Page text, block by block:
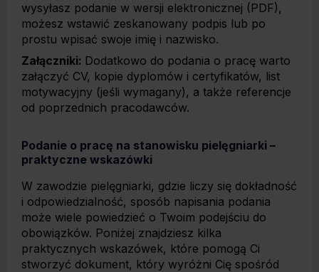
wysyłasz podanie w wersji elektronicznej (PDF),
możesz wstawić zeskanowany podpis lub po
prostu wpisać swoje imię i nazwisko.
Załączniki: Dodatkowo do podania o pracę warto
załączyć CV, kopie dyplomów i certyfikatów, list
motywacyjny (jeśli wymagany), a także referencje
od poprzednich pracodawców.
Podanie o pracę na stanowisku pielęgniarki –
praktyczne wskazówki
W zawodzie pielęgniarki, gdzie liczy się dokładność
i odpowiedzialność, sposób napisania podania
może wiele powiedzieć o Twoim podejściu do
obowiązków. Poniżej znajdziesz kilka
praktycznych wskazówek, które pomogą Ci
stworzyć dokument, który wyróżni Cię spośród